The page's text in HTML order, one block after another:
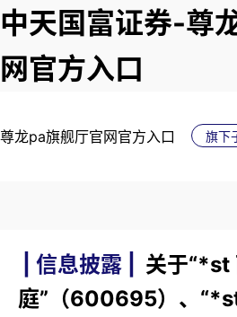
中天国富证券-尊
网官方入口
尊龙pa旗舰厅官网官方入口 旗下
| 信息披露 |
关于“*st
庭”（600695）、